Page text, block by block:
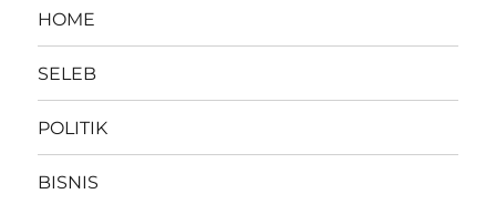
HOME
SELEB
POLITIK
BISNIS